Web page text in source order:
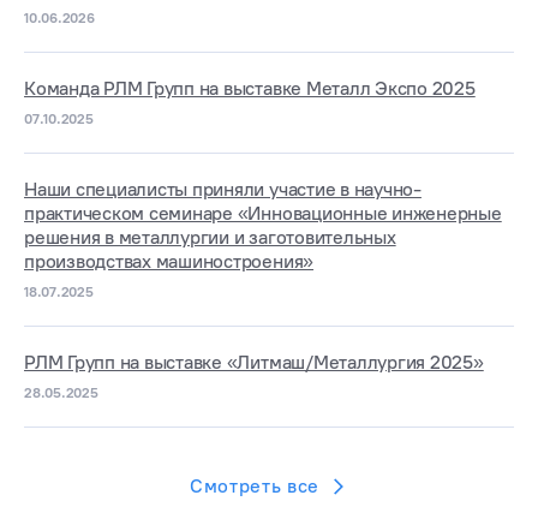
10.06.2026
Команда РЛМ Групп на выставке Металл Экспо 2025
07.10.2025
Наши специалисты приняли участие в научно-
практическом семинаре «Инновационные инженерные
решения в металлургии и заготовительных
производствах машиностроения»
18.07.2025
РЛМ Групп на выставке «Литмаш/Металлургия 2025»
28.05.2025
Смотреть все